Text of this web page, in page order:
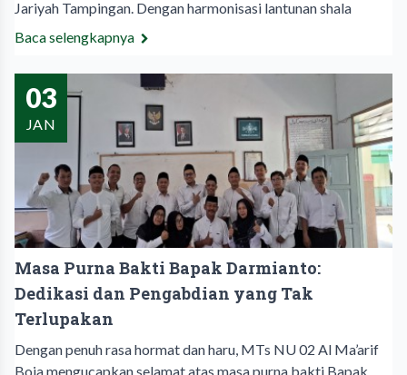
Jariyah Tampingan. Dengan harmonisasi lantunan shala
Baca selengkapnya
03
JAN
Masa Purna Bakti Bapak Darmianto:
Dedikasi dan Pengabdian yang Tak
Terlupakan
Dengan penuh rasa hormat dan haru, MTs NU 02 Al Ma’arif
Boja mengucapkan selamat atas masa purna bakti Bapak